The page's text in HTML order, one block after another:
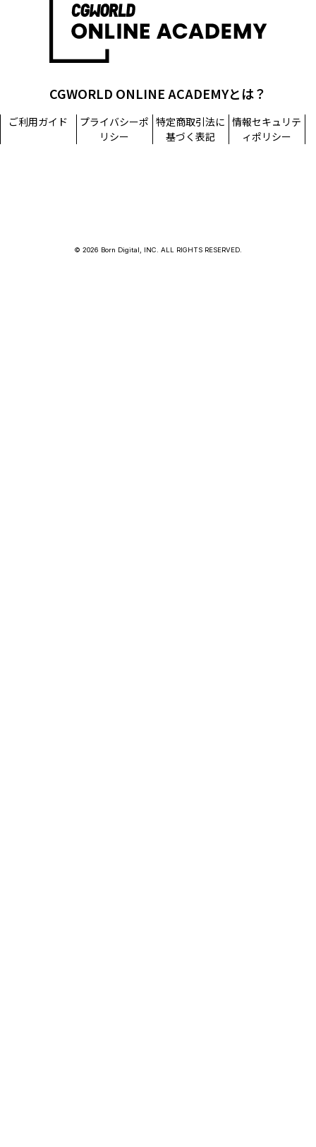
CGWORLD ONLINE ACADEMYとは？
ご利用ガイド
プライバシーポ
リシー
特定商取引法に
基づく表記
情報セキュリテ
ィポリシー
© 2026 Born Digital, INC. ALL RIGHTS RESERVED.